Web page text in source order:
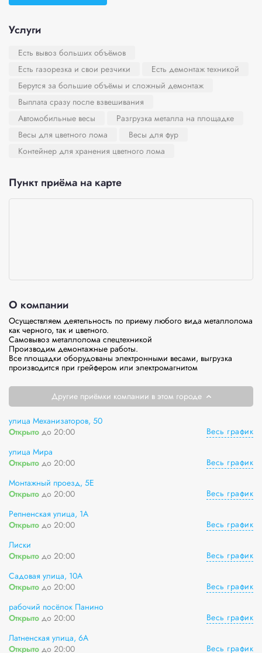
Услуги
Есть вывоз больших объёмов
Есть газорезка и свои резчики
Есть демонтаж техникой
Берутся за большие объёмы и сложный демонтаж
Выплата сразу после взвешивания
Автомобильные весы
Разгрузка металла на площадке
Весы для цветного лома
Весы для фур
Контейнер для хранения цветного лома
Пункт приёма на карте
О компании
Осуществляем деятельность по приему любого вида металлолома
как черного, так и цветного.
Самовывоз металлолома спецтехникой
Производим демонтажные работы.
Все площадки оборудованы электронными весами, выгрузка
производится при грейфером или электромагнитом
Другие приёмки компании в этом городе
улица Механизаторов, 50
Открыто до 20:00
Весь график
улица Мира
Открыто до 20:00
Весь график
Монтажный проезд, 5Е
Открыто до 20:00
Весь график
Репненская улица, 1А
Открыто до 20:00
Весь график
Лиски
Открыто до 20:00
Весь график
Садовая улица, 10А
Открыто до 20:00
Весь график
рабочий посёлок Панино
Открыто до 20:00
Весь график
Латненская улица, 6А
Открыто до 20:00 Весь график